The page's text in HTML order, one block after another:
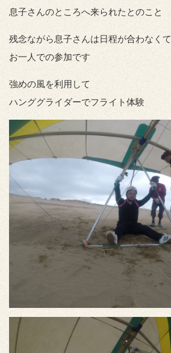
息子さんのところへ来られたとのこと
残念ながら息子さんは日程が合わなくて
お一人での参加です
強めの風を利用して
ハンググライダーでフライト体験